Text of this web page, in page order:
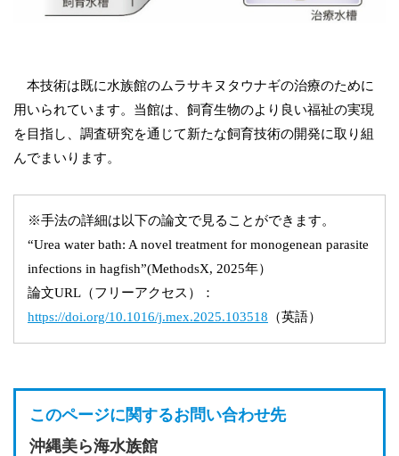
本技術は既に水族館のムラサキヌタウナギの治療のために
用いられています。当館は、飼育生物のより良い福祉の実現
を目指し、調査研究を通じて新たな飼育技術の開発に取り組
んでまいります。
※手法の詳細は以下の論文で見ることができます。
“Urea water bath: A novel treatment for monogenean parasite
infections in hagfish”(MethodsX, 2025年）
論文URL（フリーアクセス）：
https://doi.org/10.1016/j.mex.2025.103518 （英語）
このページに関するお問い合わせ先
沖縄美ら海水族館